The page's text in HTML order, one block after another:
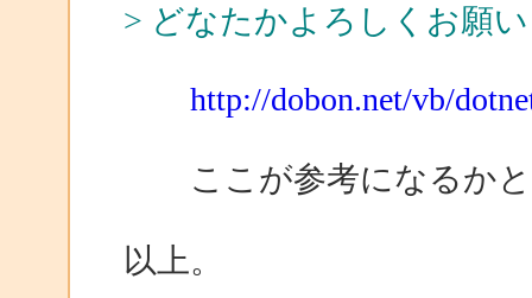
> どなたかよろしくお願
http://dobon.net/vb/
ここが参考になるかと
以上。